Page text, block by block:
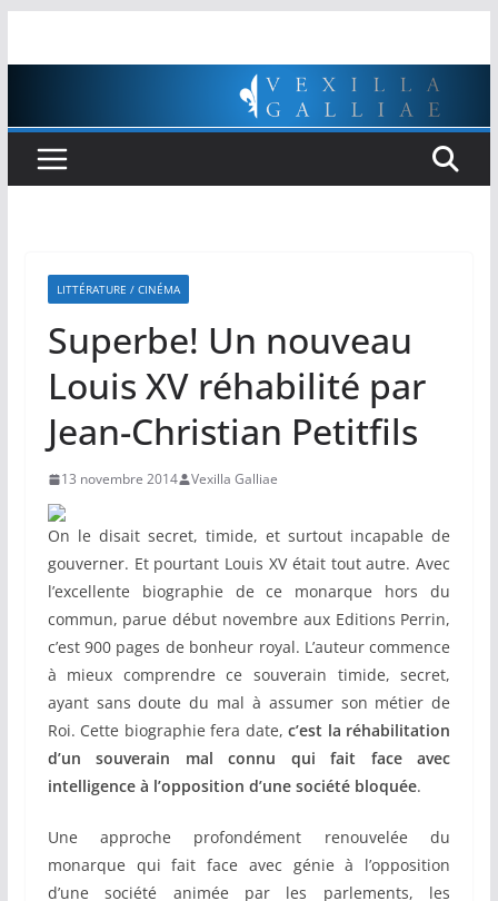
LITTÉRATURE / CINÉMA
Superbe! Un nouveau
Louis XV réhabilité par
Jean-Christian Petitfils
13 novembre 2014 Vexilla Galliae
On le disait secret, timide, et surtout incapable de
gouverner. Et pourtant Louis XV était tout autre. Avec
l’excellente biographie de ce monarque hors du
commun, parue début novembre aux Editions Perrin,
c’est 900 pages de bonheur royal. L’auteur commence
à mieux comprendre ce souverain timide, secret,
ayant sans doute du mal à assumer son métier de
Roi. Cette biographie fera date,c’est la réhabilitation
d’un souverain mal connu qui fait face avec
intelligence à l’opposition d’une société bloquée.
Une approche profondément renouvelée du
monarque qui fait face avec génie à l’opposition
d’une société animée par les parlements, les